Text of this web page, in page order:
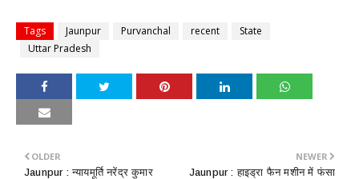
Tags Jaunpur Purvanchal recent
State
Uttar Pradesh
NEWER
Jaunpur : ​हाइड्रा फैन मशीन में फंसा
OLDER
Jaunpur : ​न्यायमूर्ति नरेंद्र कुमार